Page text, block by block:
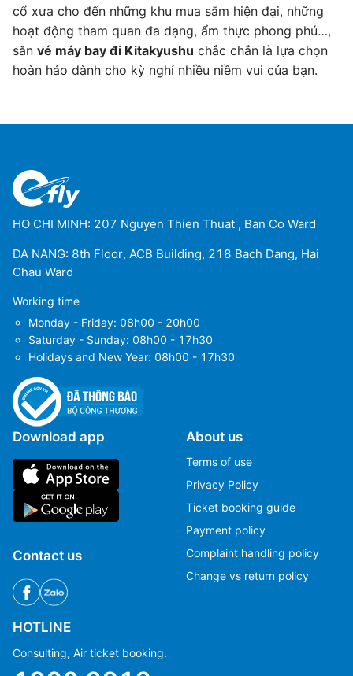
cổ xưa cho đến những khu mua sắm hiện đại, những
hoạt động tham quan đa dạng, ẩm thực phong phú…,
săn vé máy bay đi Kitakyushu chắc chắn là lựa chọn
hoàn hảo dành cho kỳ nghỉ nhiều niềm vui của bạn.
HO CHI MINH: 207 Nguyen Thien Thuat , Ban Co Ward
DA NANG: 8th Floor, ACB Building, 218 Bach Dang, Hai
Chau Ward
Working time
Monday - Friday: 08h00 - 20h00
Saturday - Sunday: 08h00 - 17h30
Holidays and New Year: 08h00 - 17h30
Download app
Contact us
About us
Terms of use
Privacy Policy
Ticket booking guide
Payment policy
Complaint handling policy
Change vs return policy
HOTLINE
Consulting, Air ticket booking.